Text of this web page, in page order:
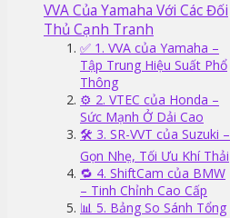
VVA Của Yamaha Với Các Đối
Thủ Cạnh Tranh
✅ 1. VVA của Yamaha –
Tập Trung Hiệu Suất Phổ
Thông
⚙️ 2. VTEC của Honda –
Sức Mạnh Ở Dải Cao
🛠️ 3. SR-VVT của Suzuki –
Gọn Nhẹ, Tối Ưu Khí Thải
🔁 4. ShiftCam của BMW
– Tinh Chỉnh Cao Cấp
📊 5. Bảng So Sánh Tổng